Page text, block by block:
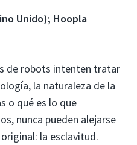
Unido); Hoopla
de robots intenten tratar
la naturaleza de la
o qué es lo que
nunca pueden alejarse
la esclavitud.